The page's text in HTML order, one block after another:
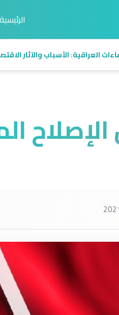
الرئيسية
العراقية: الأسباب والآثار